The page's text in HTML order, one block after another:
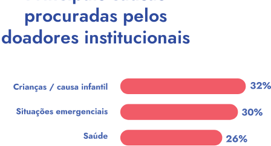
procuradas pelos
doadores institucionais